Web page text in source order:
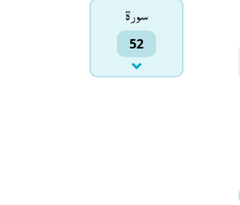
سورۃ
52